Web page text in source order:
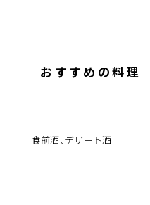
おすすめの料理
食前酒、デザート酒